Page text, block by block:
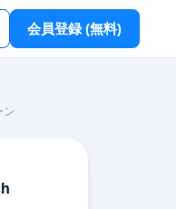
会員登録 (無料)
ン